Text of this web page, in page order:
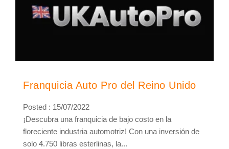
Franquicia Auto Pro del Reino Unido
Posted : 15/07/2022
¡Descubra una franquicia de bajo costo en la
floreciente industria automotriz! Con una inversión de
solo 4.750 libras esterlinas, la...